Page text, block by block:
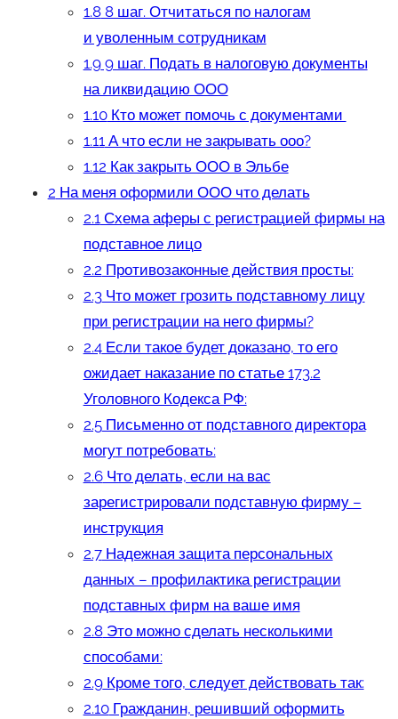
1.88 шаг. Отчитаться по налогам
и уволенным сотрудникам
1.99 шаг. Подать в налоговую документы
на ликвидацию ООО
1.10Кто может помочь с документами
1.11А что если не закрывать ооо?
1.12 Как закрыть ООО в Эльбе
2 На меня оформили ООО что делать
2.1Схема аферы с регистрацией фирмы на
подставное лицо
2.2 Противозаконные действия просты:
2.3Что может грозить подставному лицу
при регистрации на него фирмы?
2.4Если такое будет доказано, то его
ожидает наказание по статье 173.2
Уголовного Кодекса РФ:
2.5Письменно от подставного директора
могут потребовать:
2.6Что делать, если на вас
зарегистрировали подставную фирму –
инструкция
2.7Надежная защита персональных
данных – профилактика регистрации
подставных фирм на ваше имя
2.8Это можно сделать несколькими
способами:
2.9Кроме того, следует действовать так:
2.10Гражданин, решивший оформить